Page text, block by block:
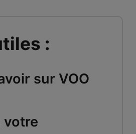
:
sur VOO
votre